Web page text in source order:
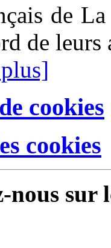
de
de leurs
cookies
cookies
nous sur